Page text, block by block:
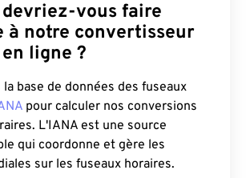
vous faire
à notre convertisseur
ligne ?
base de données des fuseaux
pour calculer nos conversions
L'IANA est une source
qui coordonne et gère les
sur les fuseaux horaires.